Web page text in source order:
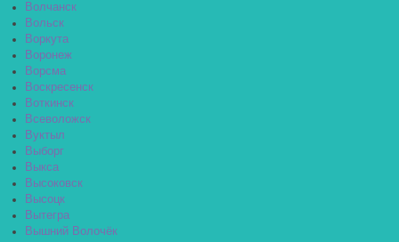
Волчанск
Вольск
Воркута
Воронеж
Ворсма
Воскресенск
Воткинск
Всеволожск
Вуктыл
Выборг
Выкса
Высоковск
Высоцк
Вытегра
Вышний Волочёк